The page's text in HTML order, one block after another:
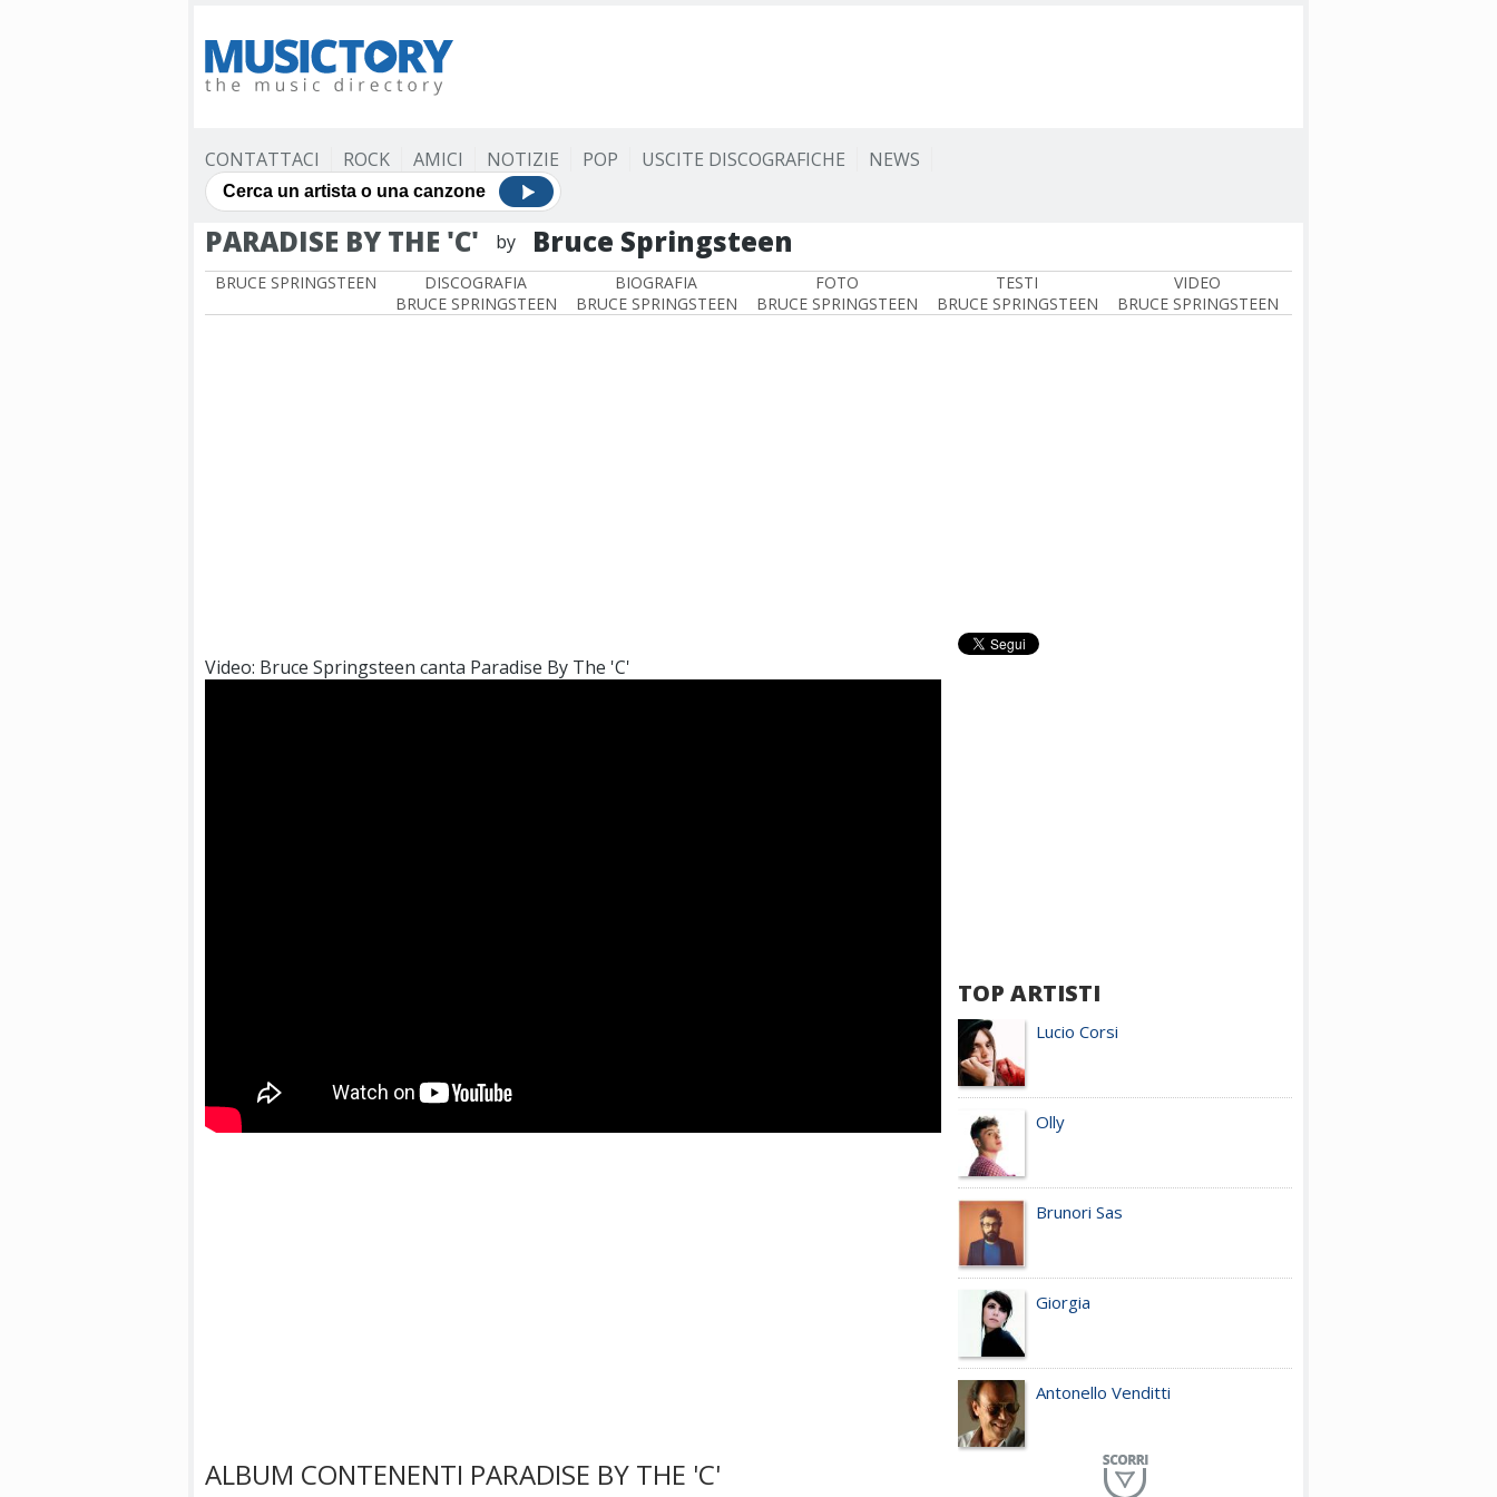
CONTATTACI ROCK AMICI NOTIZIE POP USCITE DISCOGRAFICHE NEWS
PARADISE BY THE 'C' by Bruce Springsteen
BRUCE SPRINGSTEEN
DISCOGRAFIA
BRUCE SPRINGSTEEN
BIOGRAFIA
BRUCE SPRINGSTEEN
FOTO
BRUCE SPRINGSTEEN
TESTI
BRUCE SPRINGSTEEN
VIDEO
BRUCE SPRINGSTEEN
Video: Bruce Springsteen canta Paradise By The 'C'
ALBUM CONTENENTI PARADISE BY THE 'C'
TOP ARTISTI
Lucio Corsi
Olly
Brunori Sas
Giorgia
Antonello Venditti
Planet Funk